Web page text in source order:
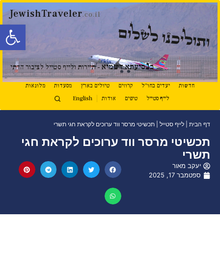
פתח
JewishTraveler.co.il
ותוליכנו לשלום
בנסיעתא דשמיא - תיירות ולייף סטייל לציבור הדתי
חדשות יעדים בחו"ל קרוזים טיולים בארץ מסעדות
מלונאות
לייף סטייל
טיפים אודות English
דף הבית לייף סטייל תכשיטי מרסר ווד ערוכים לקראת חגי תשרי
תכשיטי מרסר ווד ערוכים לקראת חגי
תשרי
יעקב מאור
ספטמבר 17, 2025